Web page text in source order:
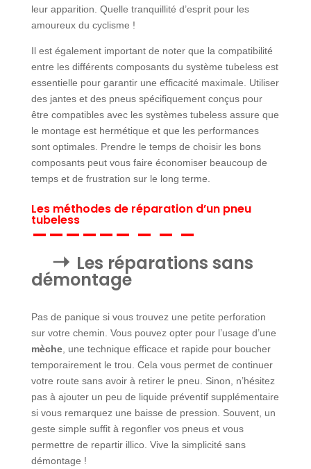
leur apparition. Quelle tranquillité d’esprit pour les
amoureux du cyclisme !
Il est également important de noter que la compatibilité
entre les différents composants du système tubeless est
essentielle pour garantir une efficacité maximale. Utiliser
des jantes et des pneus spécifiquement conçus pour
être compatibles avec les systèmes tubeless assure que
le montage est hermétique et que les performances
sont optimales. Prendre le temps de choisir les bons
composants peut vous faire économiser beaucoup de
temps et de frustration sur le long terme.
Les méthodes de réparation d’un pneu
tubeless
Les réparations sans
démontage
Pas de panique si vous trouvez une petite perforation
sur votre chemin. Vous pouvez opter pour l’usage d’une
mèche, une technique efficace et rapide pour boucher
temporairement le trou. Cela vous permet de continuer
votre route sans avoir à retirer le pneu. Sinon, n’hésitez
pas à ajouter un peu de liquide préventif supplémentaire
si vous remarquez une baisse de pression. Souvent, un
geste simple suffit à regonfler vos pneus et vous
permettre de repartir illico. Vive la simplicité sans
démontage !